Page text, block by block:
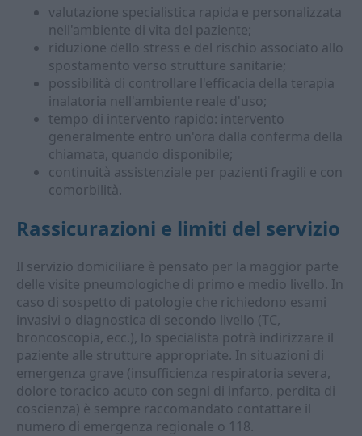
valutazione specialistica rapida e personalizzata
nell'ambiente di vita del paziente;
riduzione dello stress e del rischio associato allo
spostamento verso strutture sanitarie;
possibilità di controllare l'efficacia della terapia
inalatoria nell'ambiente reale d'uso;
tempo di intervento rapido: intervento
generalmente entro un'ora dalla conferma della
chiamata, quando disponibile;
continuità assistenziale per pazienti fragili e con
comorbilità.
Rassicurazioni e limiti del servizio
Il servizio domiciliare è pensato per la maggior parte
delle visite pneumologiche di primo e medio livello. In
caso di sospetto di patologie che richiedono esami
invasivi o diagnostica di secondo livello (TC,
broncoscopia, ecc.), lo specialista potrà indirizzare il
paziente alle strutture appropriate. In situazioni di
emergenza grave (insufficienza respiratoria severa,
dolore toracico acuto con segni di infarto, perdita di
coscienza) è sempre raccomandato contattare il
numero di emergenza regionale o 118.